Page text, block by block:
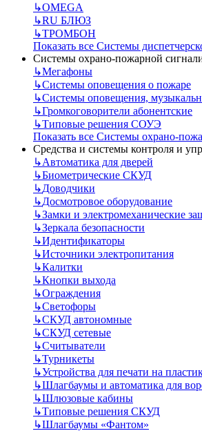
↳OMEGA
↳RU БЛЮЗ
↳ТРОМБОН
Показать все Системы
Системы охрано-пожарной
↳Мегафоны
↳Системы оповещения о пожаре
↳Системы оповещения,
↳Громкоговорители абонентские
↳Типовые решения СОУЭ
Показать все Системы охрано-
Средства и системы контроля и
↳Автоматика для дверей
↳Биометрические СКУД
↳Доводчики
↳Досмотровое оборудование
↳Замки и электромеханические
↳Зеркала безопасности
↳Идентификаторы
↳Источники электропитания
↳Калитки
↳Кнопки выхода
↳Ограждения
↳Светофоры
↳СКУД автономные
↳СКУД сетевые
↳Считыватели
↳Турникеты
↳Устройства для печати на
↳Шлагбаумы и автоматика для
↳Шлюзовые кабины
↳Типовые решения СКУД
↳Шлагбаумы «Фантом»